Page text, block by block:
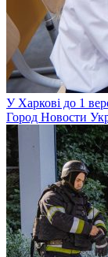
У Харкові до 1
Город Новости